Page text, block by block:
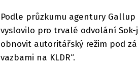
Podle průzkumu agentury
vyslovilo pro trvalé odvolání
obnovit autoritářský režim pod
vazbami na KLDR“.